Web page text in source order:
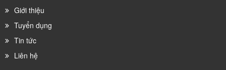
Giới thiệu
Tuyển dụng
Tin tức
Liên hệ